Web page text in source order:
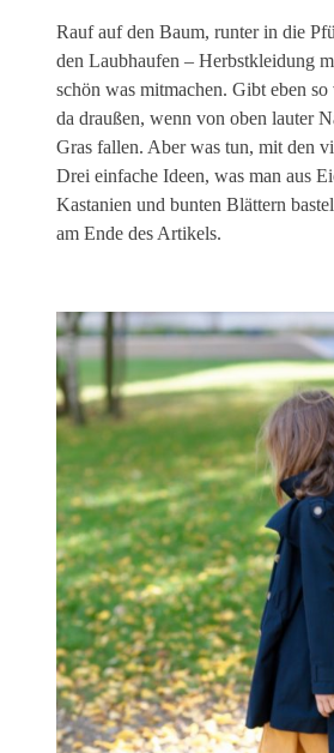
Rauf auf den Baum, runter in die
den Laubhaufen – Herbstkleidung
schön was mitmachen. Gibt eben
da draußen, wenn von oben lauter
Gras fallen. Aber was tun, mit den
Drei einfache Ideen, was man aus
Kastanien und bunten Blättern
am Ende des Artikels.